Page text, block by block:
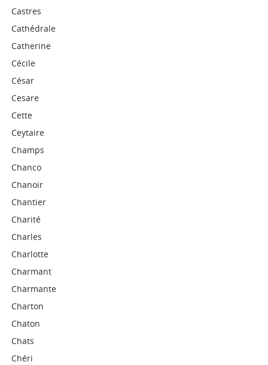
Castres
Cathédrale
Catherine
Cécile
César
Cesare
Cette
Ceytaire
Champs
Chanco
Chanoir
Chantier
Charité
Charles
Charlotte
Charmant
Charmante
Charton
Chaton
Chats
Chéri